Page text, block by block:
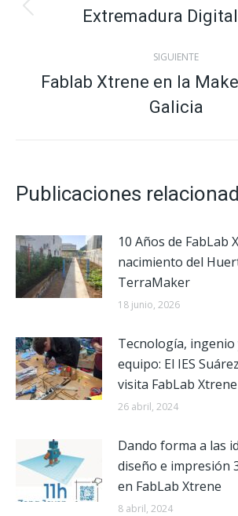
entre
publicaciones
Publicación
Extremadura
SIGUIENTE
siguiente:
Fablab Xtrene en la
Galicia
Publicaciones
10 Años de FabLab
nacimiento del
TerraMaker
18 junio, 2026
Tecnología,
equipo: El IES
visita FabLab Xtrene
26 abril, 2024
Dando forma a las
diseño e impresión
en FabLab Xtrene
8 abril, 2024